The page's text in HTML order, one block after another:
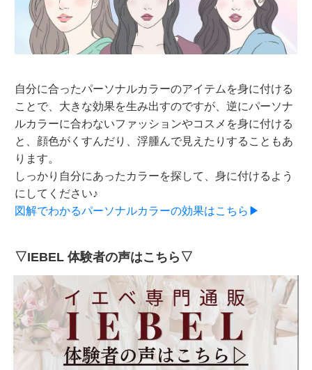
自分に合ったパーソナルカラーのアイテムを身に付ける
ことで、大きな効果を生み出すのですが、逆にパーソナ
ルカラーに合わないファッションやコスメを身に付ける
と、顔色がくすんだり、浮腫んで見えたりすることもあ
ります。
しっかり自分にあったカラーを探して、身に付けるよう
にしてください♪
図解でわかるパーソナルカラーの効果はこちら▶
▽IEBEL 体験者の声はこちら▽